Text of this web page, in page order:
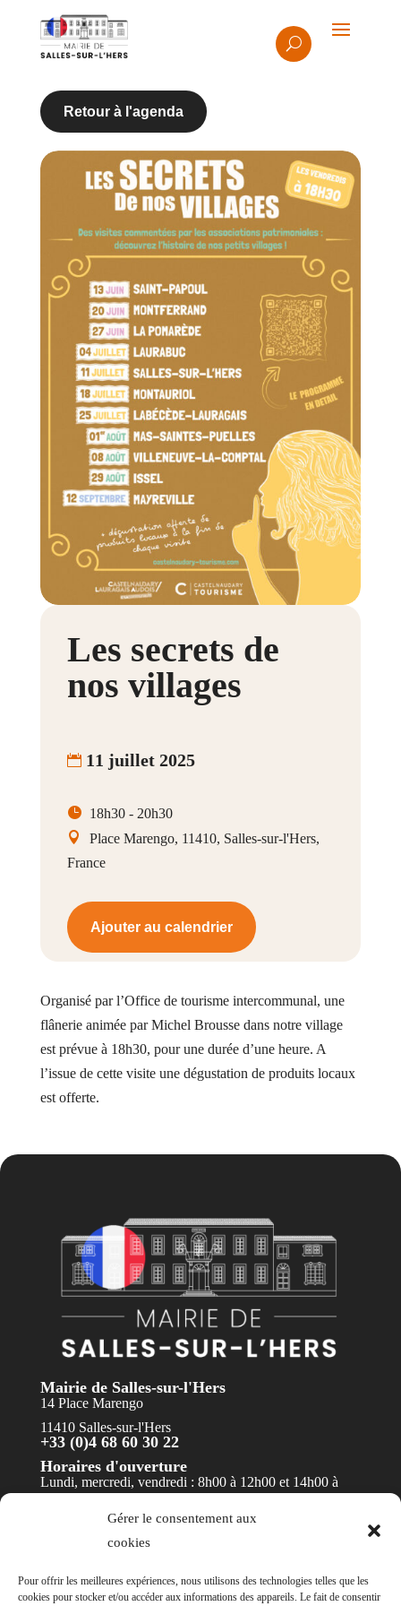
Gérer le consentement aux
cookies
Pour offrir les meilleures expériences, nous utilisons des technologies telles que les
cookies pour stocker et/ou accéder aux informations des appareils. Le fait de consentir
Retour à l'agenda
Les secrets de
nos villages
11 juillet 2025
18h30 - 20h30
Place Marengo, 11410, Salles-sur-l'Hers,
France
Ajouter au calendrier
Organisé par l’Office de tourisme intercommunal, une
flânerie animée par Michel Brousse dans notre village
est prévue à 18h30, pour une durée d’une heure. A
l’issue de cette visite une dégustation de produits locaux
est offerte.
Mairie de Salles-sur-l'Hers
14 Place Marengo
11410 Salles-sur-l'Hers
+33 (0)4 68 60 30 22
Horaires d'ouverture
Lundi, mercredi, vendredi : 8h00 à 12h00 et 14h00 à